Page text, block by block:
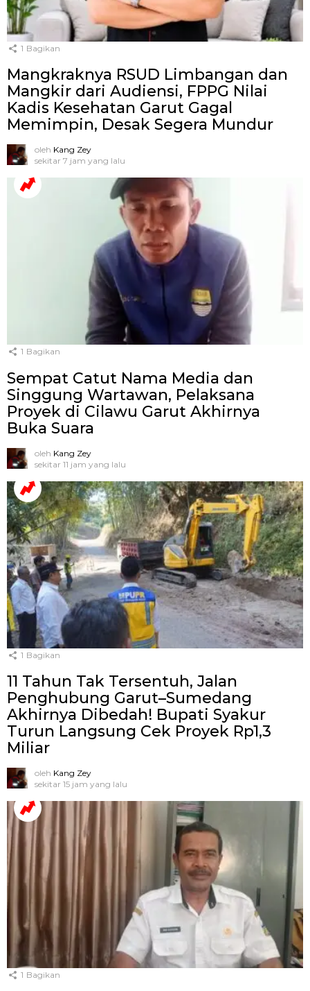
1 Bagikan
Mangkraknya RSUD Limbangan dan
Mangkir dari Audiensi, FPPG Nilai
Kadis Kesehatan Garut Gagal
Memimpin, Desak Segera Mundur
oleh Kang Zey
sekitar 7 jam yang lalu
1 Bagikan
Sempat Catut Nama Media dan
Singgung Wartawan, Pelaksana
Proyek di Cilawu Garut Akhirnya
Buka Suara
oleh Kang Zey
sekitar 11 jam yang lalu
1 Bagikan
11 Tahun Tak Tersentuh, Jalan
Penghubung Garut–Sumedang
Akhirnya Dibedah! Bupati Syakur
Turun Langsung Cek Proyek Rp1,3
Miliar
oleh Kang Zey
sekitar 15 jam yang lalu
1 Bagikan